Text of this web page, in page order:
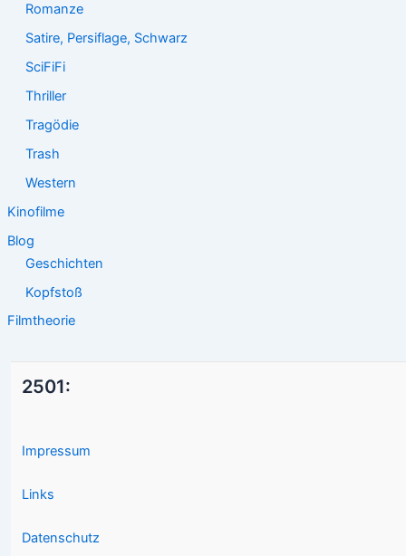
Romanze
Satire, Persiflage, Schwarz
SciFiFi
Thriller
Tragödie
Trash
Western
Kinofilme
Blog
Geschichten
Kopfstoß
Filmtheorie
2501:
Impressum
Links
Datenschutz